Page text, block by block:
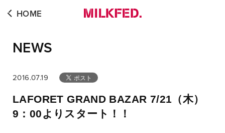
NEWS
HOME
2016.07.19
LAFORET GRAND BAZAR 7/21（木）
9：00よりスタート！！